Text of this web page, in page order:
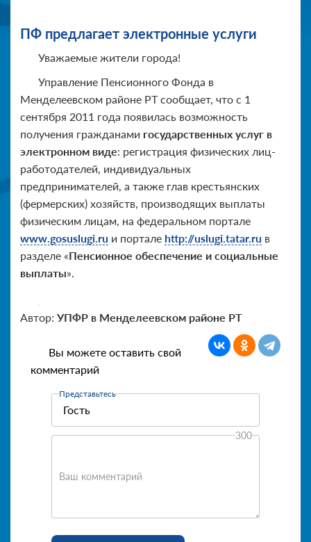
ПФ предлагает электронные услуги
Уважаемые жители города!
Управление Пенсионного Фонда в
Менделеевском районе РТ сообщает, что с 1
сентября 2011 года появилась возможность
получения гражданами государственных услуг в
электронном виде: регистрация физических лиц-
работодателей, индивидуальных
предпринимателей, а также глав крестьянских
(фермерских) хозяйств, производящих выплаты
физическим лицам, на федеральном портале
www.gosuslugi.ru и портале http://uslugi.tatar.ru в
разделе «Пенсионное обеспечение и социальные
выплаты».
Автор: УПФР в Менделеевском районе РТ
Вы можете оставить свой
комментарий
Представьтесь
Ваш комментарий
300